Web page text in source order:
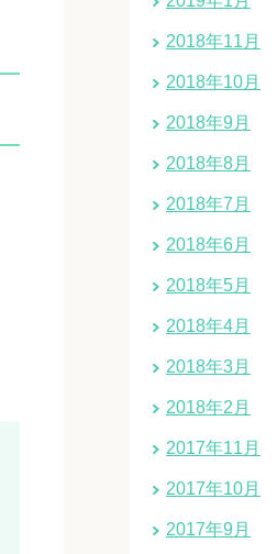
2018年11月
2018年10月
2018年9月
2018年8月
2018年7月
2018年6月
2018年5月
2018年4月
2018年3月
2018年2月
2017年11月
2017年10月
2017年9月